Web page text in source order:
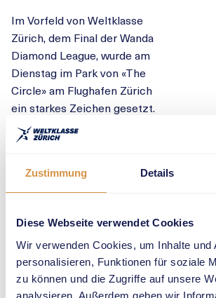
Zustimmung Details
Diese Webseite verwendet Cookies
Wir verwenden Cookies, um Inhalte und
personalisieren, Funktionen für soziale
zu können und die Zugriffe auf unsere
analysieren. Außerdem geben wir
Im Vorfeld von Weltklasse
Zürich, dem Final der Wanda
Diamond League, wurde am
Dienstag im Park von «The
Circle» am Flughafen Zürich
ein starkes Zeichen gesetzt.
In Erinnerung an Owens’
vier Goldmedaillen bei den
in Berlin wurden zwei
Eichen aus Berlin gepflanzt.
Goldmedaillen erhielt er
einen Eichensetzling.
In Anwesenheit der
Nachkommen von Jesse